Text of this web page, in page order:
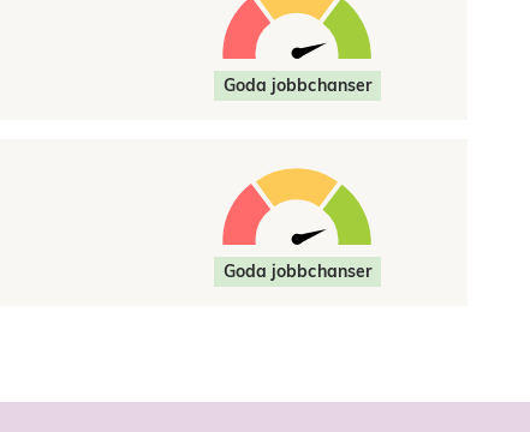
Goda jobbchanser
Goda jobbchanser